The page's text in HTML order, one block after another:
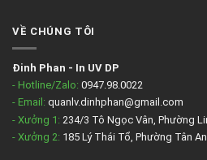
VỀ CHÚNG TÔI
Đinh Phan - In UV DP
- Hotline/Zalo: 0947.98.0022
- Email: quanlv.dinhphan@gmail.com
- Xưởng 1: 234/3 Tô Ngọc Vân, Phường
- Xưởng 2: 185 Lý Thái Tổ, Phường Tân